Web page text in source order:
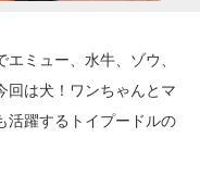
ミュー、水牛、ゾウ、
回は犬！ワンちゃんとマ
活躍するトイプードルの